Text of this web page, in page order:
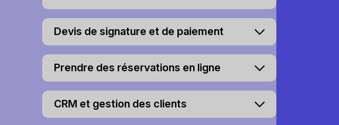
Devis de signature et de paiement
Prendre des réservations en ligne
CRM et gestion des clients